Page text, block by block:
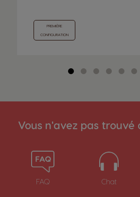
PREMIÈRE
CONFIGURATION
Vous n'avez pas trouvé
FAQ Chat
Belgium
Caribbean
Colombia
Spanish